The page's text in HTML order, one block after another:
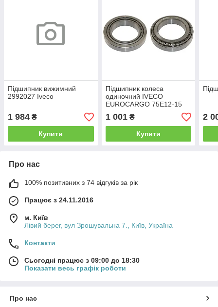
Підшипник вижимний
2992027 Iveco
1 984 ₴
Купити
Підшипник колеса
одиночний IVECO
EUROCARGO 75E12-15
(1905220/GP 7172773 GP)
GP
1 001₴
Купити
2
Про нас
100% позитивних з 74 відгуків за рік
Працює з 24.11.2016
м. Київ
Лівий берег, вул Зрошувальна 7., Київ, Україна
Контакти
Сьогодні працює з 09:00 до 18:30
Показати весь графік роботи
Про нас